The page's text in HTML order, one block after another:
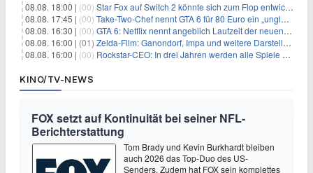
08.08. 18:00 | (00) Star Fox auf Switch 2 könnte sich zum Flop entwickeln
08.08. 17:45 | (00) Take-Two-Chef nennt GTA 6 für 80 Euro ein „unglaubliches Schnäppchen“
08.08. 16:30 | (00) GTA 6: Netflix nennt angeblich Laufzeit der neuen Gameplay-Präsentation
08.08. 16:00 | (01) Zelda-Film: Ganondorf, Impa und weitere Darsteller sollen feststehen
08.08. 16:00 | (00) Rockstar-CEO: In drei Jahren werden alle Spiele gestreamt
KINO/TV-NEWS
FOX setzt auf Kontinuität bei seiner NFL-
Berichterstattung
Tom Brady und Kevin Burkhardt bleiben
auch 2026 das Top-Duo des US-
Senders. Zudem hat FOX sein komplettes